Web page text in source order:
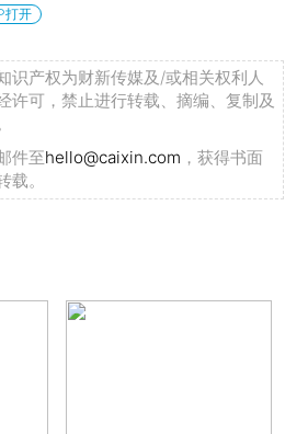
打开
识产权为财新传媒及/或相关权利人
许可，禁止进行转载、摘编、复制及
件至hello@caixin.com ，获得书面
。